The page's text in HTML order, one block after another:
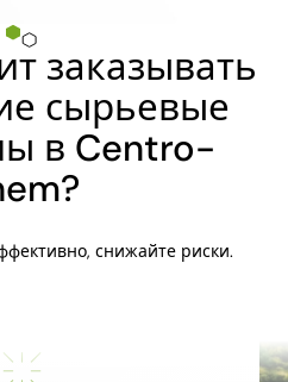
заказывать
сырьевые
в Centro-
снижайте риски.